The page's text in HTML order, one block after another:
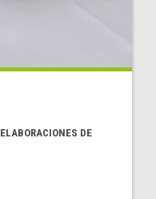
ELABORACIONES DE